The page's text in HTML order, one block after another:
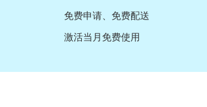
免费申请、免费配送
激活当月免费使用